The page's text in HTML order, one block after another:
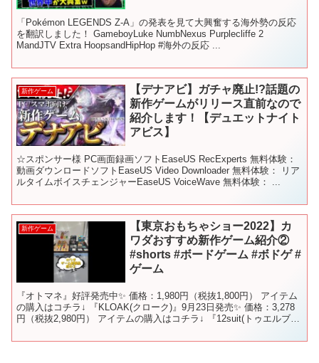
「Pokémon LEGENDS Z-A」の発表を見て大興奮する海外勢の反応
を翻訳しました！ GameboyLuke NumbNexus Purplecliffe 2
MandJTV Extra HoopsandHipHop #海外の反応 ...
新作ゲーム
【デナアビ】ガチャ廃止!?話題の
新作ゲームがリリース直前なので
紹介します！【デュエットナイト
アビス】
☆スポンサー様 PC画面録画ソフトEaseUS RecExperts 無料体験：
動画ダウンロードソフトEaseUS Video Downloader 無料体験： リア
ルタイムボイスチェンジャーEaseUS VoiceWave 無料体験： ...
新作ゲーム
【東京おもちゃショー2022】カ
ワダおすすめ新作ゲーム紹介②
#shorts #ボードゲーム #ボドゲ #
ゲーム
『オトマネ』好評発売中✨ 価格：1,980円（税抜1,800円） アイテム
の購入はコチラ↓ 『KLOAK(クローク)』9月23日発売✨ 価格：3,278
円（税抜2,980円） アイテムの購入はコチラ↓ 『12suit(トゥエルブス